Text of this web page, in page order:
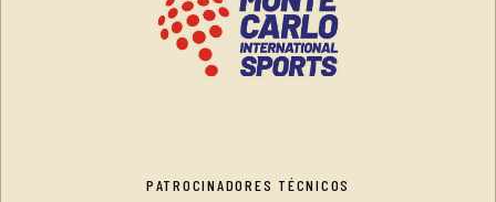
PATROCINADORES TÉCNICOS